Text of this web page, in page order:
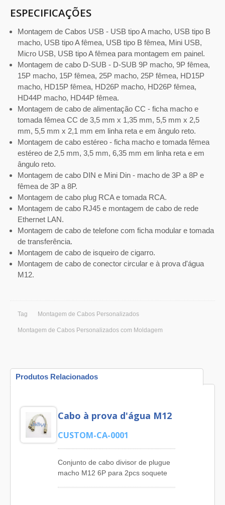
ESPECIFICAÇÕES
Montagem de Cabos USB - USB tipo A macho, USB tipo B
macho, USB tipo A fêmea, USB tipo B fêmea, Mini USB,
Micro USB, USB tipo A fêmea para montagem em painel.
Montagem de cabo D-SUB - D-SUB 9P macho, 9P fêmea,
15P macho, 15P fêmea, 25P macho, 25P fêmea, HD15P
macho, HD15P fêmea, HD26P macho, HD26P fêmea,
HD44P macho, HD44P fêmea.
Montagem de cabo de alimentação CC - ficha macho e
tomada fêmea CC de 3,5 mm x 1,35 mm, 5,5 mm x 2,5
mm, 5,5 mm x 2,1 mm em linha reta e em ângulo reto.
Montagem de cabo estéreo - ficha macho e tomada fêmea
estéreo de 2,5 mm, 3,5 mm, 6,35 mm em linha reta e em
ângulo reto.
Montagem de cabo DIN e Mini Din - macho de 3P a 8P e
fêmea de 3P a 8P.
Montagem de cabo plug RCA e tomada RCA.
Montagem de cabo RJ45 e montagem de cabo de rede
Ethernet LAN.
Montagem de cabo de telefone com ficha modular e tomada
de transferência.
Montagem de cabo de isqueiro de cigarro.
Montagem de cabo de conector circular e à prova d'água
M12.
Tag Montagem de Cabos Personalizados
Montagem de Cabos Personalizados com Moldagem
Produtos Relacionados
Cabo à prova d'água M12
CUSTOM-CA-0001
Conjunto de cabo divisor de plugue
macho M12 6P para 2pcs soquete